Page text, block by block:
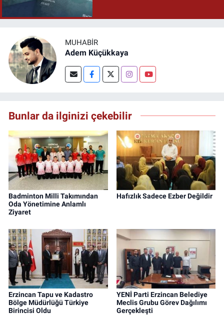
MUHABIR
Adem Küçükkaya
Bunlar da ilginizi çekebilir
Badminton Milli Takımından
Oda Yönetimine Anlamlı
Ziyaret
Hafızlık Sadece Ezber Değildir
Erzincan Tapu ve Kadastro
Bölge Müdürlüğü Türkiye
Birincisi Oldu
YENİ Parti Erzincan Belediye
Meclis Grubu Görev Dağılımı
Gerçekleşti